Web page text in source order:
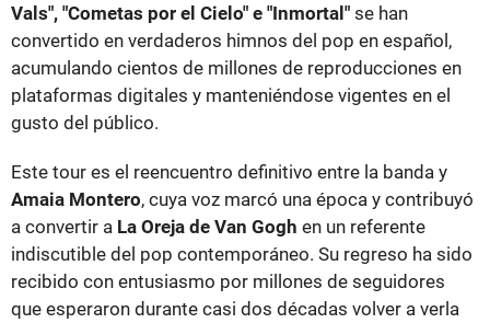
Vals", "Cometas por el Cielo" e "Inmortal" se han
convertido en verdaderos himnos del pop en español,
acumulando cientos de millones de reproducciones en
plataformas digitales y manteniéndose vigentes en el
gusto del público.
Este tour es el reencuentro definitivo entre la banda y
Amaia Montero, cuya voz marcó una época y contribuyó
a convertir a La Oreja de Van Gogh en un referente
indiscutible del pop contemporáneo. Su regreso ha sido
recibido con entusiasmo por millones de seguidores
que esperaron durante casi dos décadas volver a verla